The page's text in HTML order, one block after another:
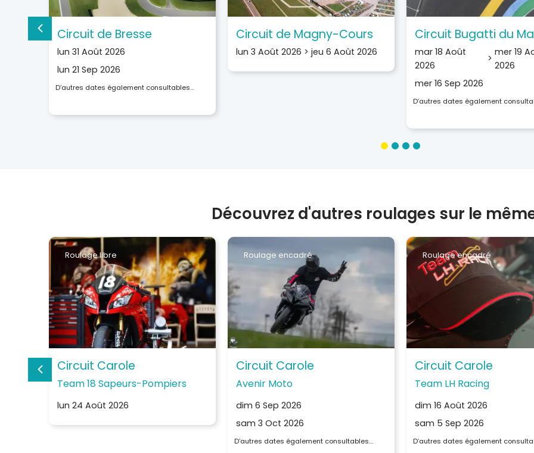
Circuit de Bresse
lun 31 Août 2026
lun 21 Sep 2026
D’autres dates également consultables…
Circuit de Magny-Cours
lun 3 Août 2026 > jeu 6 Août 2026
Circuit Bugatti du
mar 18 Août
2026
>
mer 19
2026
mer 16 Sep 2026
D’autres dates également
Découvrez d'autres roulages sur le
Roulage libre
Circuit Carole
Team 18 Sapeurs-Pompiers
lun 24 Août 2026
Roulage encadré
Circuit Carole
Avenir Moto
dim 6 Sep 2026
sam 3 Oct 2026
D’autres dates également consultables…
Roulage encadré
Circuit Carole
Team LH Racing
dim 16 Août 2026
sam 5 Sep 2026
D’autres dates également